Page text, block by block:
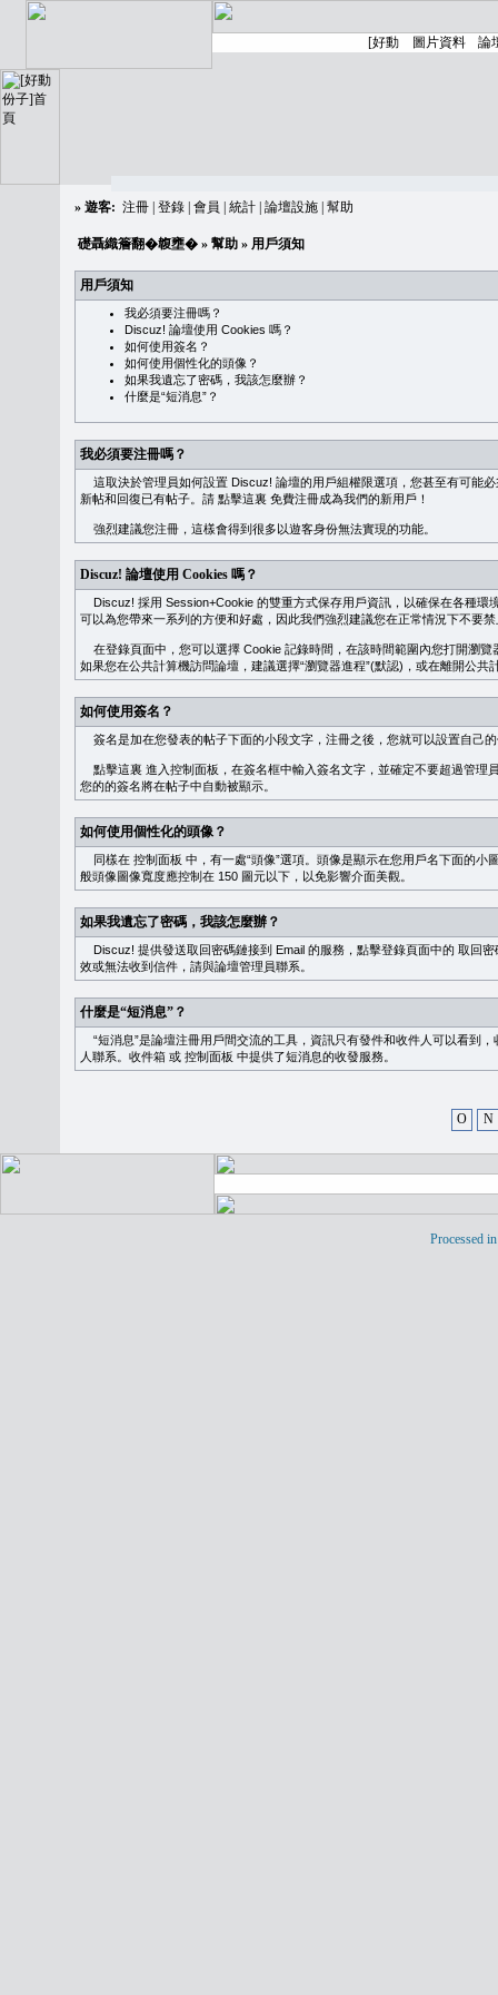
» 遊客: 注冊 登錄 會員 統計 論壇設施 幫助
礎聶織簷翻�䪖壅� » 幫助 » 用戶須知
用戶須知
我必須要注冊嗎？
Discuz! 論壇使用 Cookies 嗎？
如何使用簽名？
如何使用個性化的頭像？
如果我遺忘了密碼，我該怎麼辦？
什麼是“短消息”？
我必須要注冊嗎？
這取決於管理員如何設置 Discuz! 論壇的用戶組權限選項，您甚至有可能
新帖和回復已有帖子。請 點擊這裏 免費注冊成為我們的新用戶！
強烈建議您注冊，這樣會得到很多以遊客身份無法實現的功能。
Discuz! 論壇使用 Cookies 嗎？
Discuz! 採用 Session+Cookie 的雙重方式保存用戶資訊，以確保在各種環
可以為您帶來一系列的方便和好處，因此我們強烈建議您在正常情況下不要
在登錄頁面中，您可以選擇 Cookie 記錄時間，在該時間範圍內您打開瀏
如果您在公共計算機訪問論壇，建議選擇“瀏覽器進程”(默認)，或在離開公共
如何使用簽名？
簽名是加在您發表的帖子下面的小段文字，注冊之後，您就可以設置自己
點擊這裏 進入控制面板，在簽名框中輸入簽名文字，並確定不要超過管
您的的簽名將在帖子中自動被顯示。
如何使用個性化的頭像？
同樣在 控制面板 中，有一處“頭像”選項。頭像是顯示在您用戶名下面的
般頭像圖像寬度應控制在 150 圖元以下，以免影響介面美觀。
如果我遺忘了密碼，我該怎麼辦？
Discuz! 提供發送取回密碼鏈接到 Email 的服務，點擊登錄頁面中的 取回密
效或無法收到信件，請與論壇管理員聯系。
什麼是“短消息”？
“短消息”是論壇注冊用戶間交流的工具，資訊只有發件和收件人可以看到
人聯系。 收件箱 或 控制面板 中提供了短消息的收發服務。
O N
Processed